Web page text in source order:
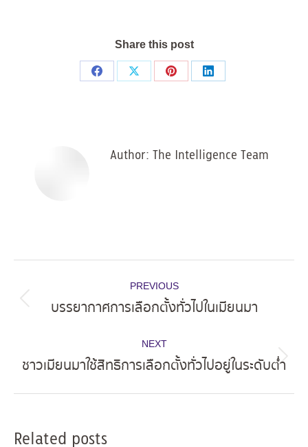
Share this post
Share
Share
Share
Share
Author: The Intelligence Team
navigation
PREVIOUS
Previous
บรรยากาศการเลือกตั้งทั่วไปในเมียนมา
NEXT
Next
ชาวเมียนมาใช้สิทธิการเลือกตั้งทั่วไปอยู่ในระดับต่ำ
Related posts